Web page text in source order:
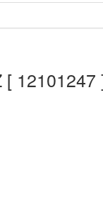
[ 12101247